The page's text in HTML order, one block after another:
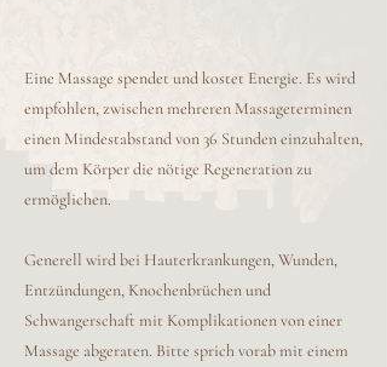
Eine Massage spendet und kostet Energie. Es wird
empfohlen, zwischen mehreren Massageterminen
einen Mindestabstand von 36 Stunden einzuhalten,
um dem Körper die nötige Regeneration zu
ermöglichen.
Generell wird bei Hauterkrankungen, Wunden,
Entzündungen, Knochenbrüchen und
Schwangerschaft mit Komplikationen von einer
Massage abgeraten. Bitte sprich vorab mit einem